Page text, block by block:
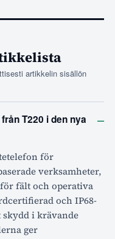
artikkelin sisällön
T220 i den nya
–
för
verksamheter,
fält och operativa
och IP68-
skydd i krävande
ger